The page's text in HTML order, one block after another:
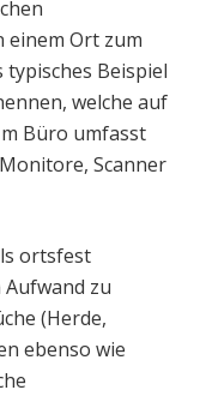
einem Ort zum
Beispiel
welche auf
Büro umfasst
Scanner
ortsfest
zu
(Herde,
ebenso wie